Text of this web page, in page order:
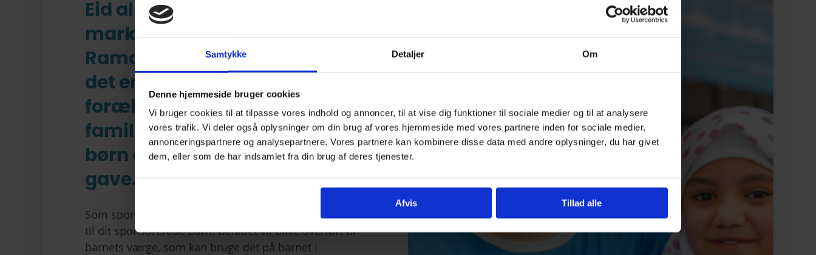
Samtykke Detaljer Om
Denne hjemmeside bruger cookies
Vi bruger cookies til at tilpasse vores indhold og annoncer, til at vise dig funktioner til sociale medier og til at analysere
vores trafik. Vi deler også oplysninger om din brug af vores hjemmeside med vores partnere inden for sociale medier,
annonceringspartnere og analysepartnere. Vores partnere kan kombinere disse data med andre oplysninger, du har givet
dem, eller som de har indsamlet fra din brug af deres tjenester.
Afvis Tillad alle
Eid al-Fitr er en festdag, der
markerer afslutningen på
Ramadan. På denne dag er
det en smuk tradition, at
forældre og
familiemedlemmer giver
børn en pengegave som Eid-
gave.
Som sponsor har du mulighed for at give en Eid-gave
til dit sponsorerede barn. Beløbet vil blive overført til
barnets værge, som kan bruge det på barnet i